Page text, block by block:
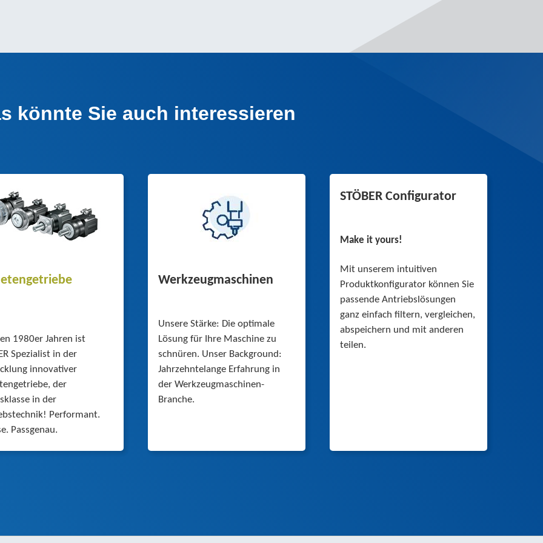
könnte Sie auch interessieren
1980er Jahren ist
Spezialist in der
innovativer
der
in der
Performant.
Passgenau.
Werkzeugmaschinen
Unsere Stärke: Die optimale
Lösung für Ihre Maschine zu
schnüren. Unser Background:
Jahrzehntelange Erfahrung in
der Werkzeugmaschinen-
Branche.
STÖBER Configurator
Make it yours!
Mit unserem intuitiven
Produktkonfigurator können Sie
passende Antriebslösungen
ganz einfach filtern, vergleichen,
abspeichern und mit anderen
teilen.